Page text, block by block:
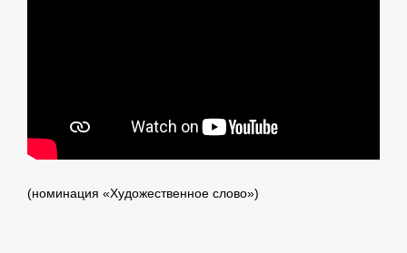
(номинация «Художественное слово»)